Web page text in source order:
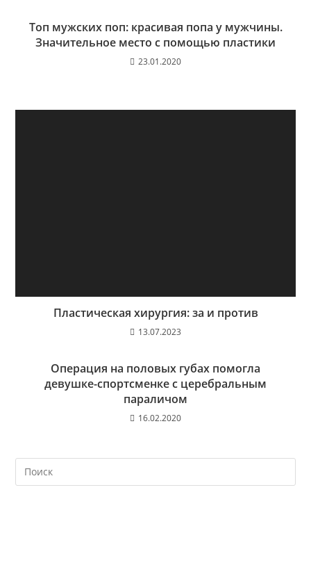
Топ мужских поп: красивая попа у мужчины.
Значительное место с помощью пластики
23.01.2020
Пластическая хирургия: за и против
13.07.2023
Операция на половых губах помогла
девушке-спортсменке с церебральным
параличом
16.02.2020